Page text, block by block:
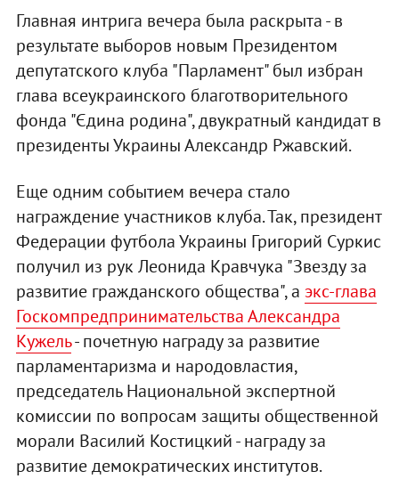
Главная интрига вечера была раскрыта - в
результате выборов новым Президентом
депутатского клуба "Парламент" был избран
глава всеукраинского благотворительного
фонда "Єдина родина", двукратный кандидат в
президенты Украины Александр Ржавский.
Еще одним событием вечера стало
награждение участников клуба. Так, президент
Федерации футбола Украины Григорий Суркис
получил из рук Леонида Кравчука "Звезду за
развитие гражданского общества", а экс-глава
Госкомпредпринимательства Александра
Кужель- почетную награду за развитие
парламентаризма и народовластия,
председатель Национальной экспертной
комиссии по вопросам защиты общественной
морали Василий Костицкий - награду за
развитие демократических институтов.